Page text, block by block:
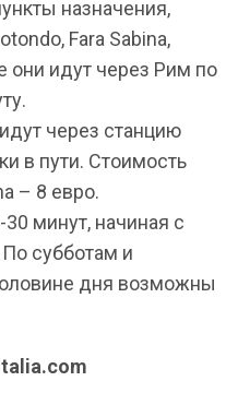
назначения,
Fara Sabina,
они идут через Рим по
через станцию
в пути. Стоимость
– 8 евро.
минут, начиная с
По субботам и
дня возможны